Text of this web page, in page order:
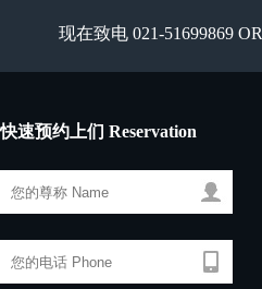
现在致电 021-51699869 OR
快速预约上们 Reservation